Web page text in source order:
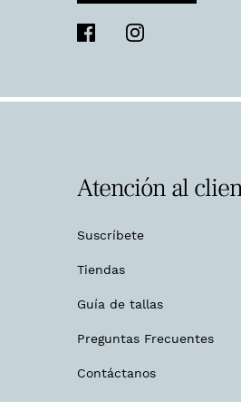
Atención al
Suscríbete
Tiendas
Guía de tallas
Preguntas Frecuentes
Contáctanos